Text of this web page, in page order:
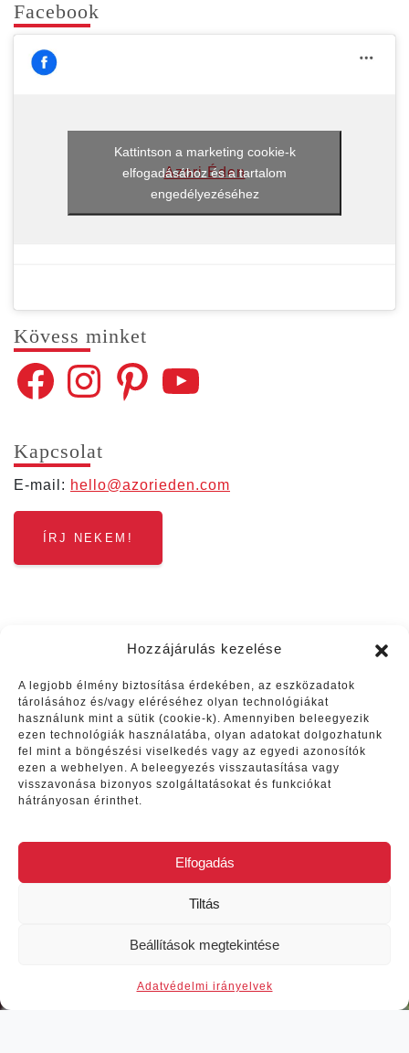
Hozzájárulás kezelése
A legjobb élmény biztosítása érdekében, az eszközadatok
tárolásához és/vagy eléréséhez olyan technológiákat
használunk mint a sütik (cookie-k). Amennyiben beleegyezik
ezen technológiák használatába, olyan adatokat dolgozhatunk
fel mint a böngészési viselkedés vagy az egyedi azonosítók
ezen a webhelyen. A beleegyezés visszautasítása vagy
visszavonása bizonyos szolgáltatásokat és funkciókat
hátrányosan érinthet.
Elfogadás
Tiltás
Beállítások megtekintése
Adat­vé­del­mi irányelvek
Face­book
Azori Éden
Kattintson a marketing cookie-k
elfogadásához és a tartalom
engedélyezéséhez
Kövess min­ket
FacebookInstagramPinterestYouTube
Kap­cso­lat
E‑mail: hello@​azorieden.​com
ÍRJ NEKEM!
Vélemények
Egy ideje a fejünkben
kellene látogatni erre a
különleges helyre, különböző
helyekről informálódva, kb 1
évvel az utunk előtt
Facebook csoportjára is (ezt